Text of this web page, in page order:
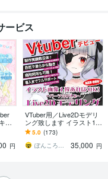
ービス
ャ
円
VTuber用／Live2Dモデリ
ング致します イラスト1枚
でOK！パーツ分け込み／
Live2Dモデリング！
5.0 (173)
ぽんころデザイン工房
35,000 円